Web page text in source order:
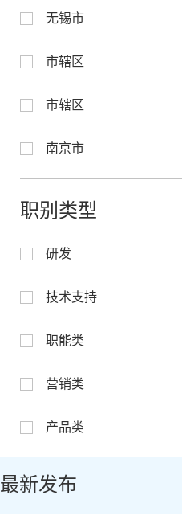
无锡市
市辖区
市辖区
南京市
职别类型
研发
技术支持
职能类
营销类
产品类
最新发布